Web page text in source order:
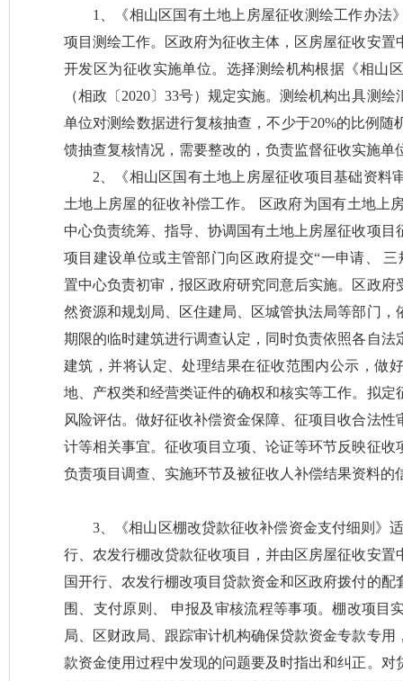
1、《相山区国有土地上房屋征收测绘工作办法
项目测绘工作。区政府为征收主体，区房屋征收安
开发区为征收实施单位。选择测绘机构根据《相山
（相政〔2020〕33号）规定实施。测绘机构出具测
单位对测绘数据进行复核抽查，不少于20%的比例
馈抽查复核情况，需要整改的，负责监督征收实施单
2、《相山区国有土地上房屋征收项目基础资料
土地上房屋的征收补偿工作。 区政府为国有土地上
中心负责统筹、指导、协调国有土地上房屋征收项
项目建设单位或主管部门向区政府提交“一申请、
置中心负责初审，报区政府研究同意后实施。区政
然资源和规划局、区住建局、区城管执法局等部门
期限的临时建筑进行调查认定，同时负责依照各自
建筑，并将认定、处理结果在征收范围内公示，做
地、产权类和经营类证件的确权和核实等工作。拟
风险评估。做好征收补偿资金保障、征项目收合法
计等相关事宜。征收项目立项、论证等环节反映征
负责项目调查、实施环节及被征收人补偿结果资料的
3、《相山区棚改贷款征收补偿资金支付细则》
行、农发行棚改贷款征收项目，并由区房屋征收安
国开行、农发行棚改项目贷款资金和区政府拨付的
围、支付原则、 申报及审核流程等事项。棚改项目
局、区财政局、跟踪审计机构确保贷款资金专款专
款资金使用过程中发现的问题要及时指出和纠正。